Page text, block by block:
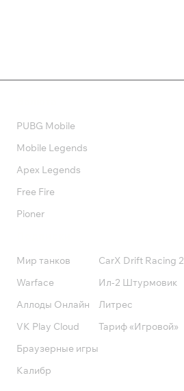
PUBG Mobile
Mobile Legends
Apex Legends
Free Fire
Pioner
Мир танков
Warface
Аллоды Онлайн
VK Play Cloud
Браузерные игры
Калибр
CarX Drift Racing 2
Ил-2 Штурмовик
Литрес
Тариф «Игровой»